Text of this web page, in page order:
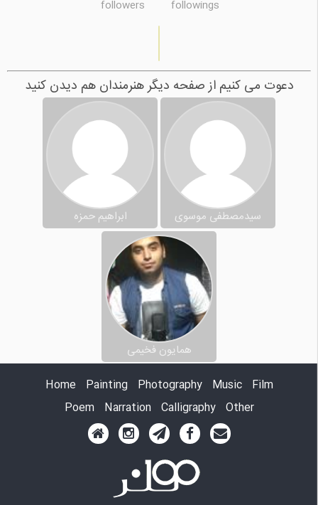
followings
followers
دعوت می کنیم از صفحه دیگر هنرمندان هم دیدن کنید
سیدمصطفی موسوی ابراهیم حمزه
همایون فخیمی
Home
Painting Photography Music
Film
Poem
Narration Calligraphy Other